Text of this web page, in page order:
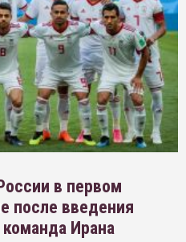
в первом
после введения
Ирана